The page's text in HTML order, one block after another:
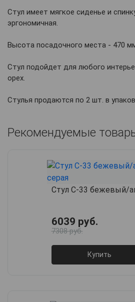
Стул имеет мягкое сиденье и
эргономичная.
Высота посадочного места - 470
Стул подойдет для любого
орех.
Стулья продаются по 2 шт. в
Рекомендуемые
Стул С-33 бежевый/
6039 руб.
7308 руб.
Купить